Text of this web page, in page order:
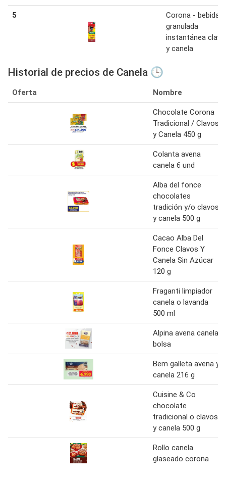
5
Corona - bebida
granulada
instantánea
y canela
Historial de precios de Canela 🕒
Oferta Nombre
Chocolate Corona
Tradicional / Clavos
y Canela 450 g
Colanta avena
canela 6 und
Alba del fonce
chocolates
tradición y/o clavos
y canela 500 g
Cacao Alba Del
Fonce Clavos Y
Canela Sin Azúcar
120 g
Fraganti limpiador
canela o lavanda
500 ml
Alpina avena canela
bolsa
Bem galleta avena y
canela 216 g
Cuisine & Co
chocolate
tradicional o clavos
y canela 500 g
Rollo canela
glaseado corona